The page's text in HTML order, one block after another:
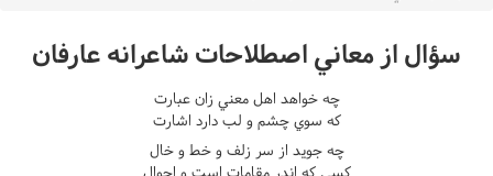
سؤال از معاني اصطلاحات شاعرانه عارفان
چه خواهد اهل معني زان عبارت
که سوي چشم و لب دارد اشارت
چه جويد از سر زلف و خط و خال